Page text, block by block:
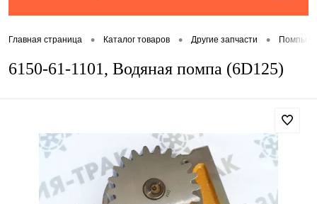
Главная страница • Каталог товаров • Другие запчасти • Помпы
6150-61-1101, Водяная помпа (6D125)